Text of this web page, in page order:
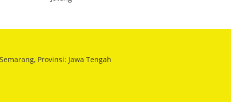
Provinsi: Jawa Tengah